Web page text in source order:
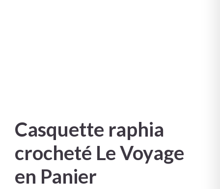
Casquette raphia
crocheté Le Voyage
en Panier